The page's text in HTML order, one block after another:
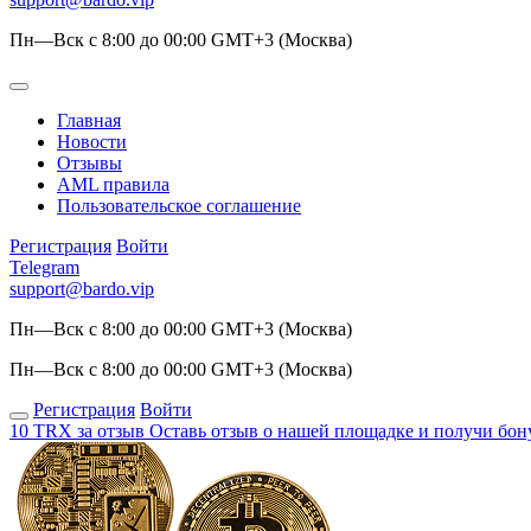
Пн—Вск с 8:00 до 00:00 GMT+3 (Москва)
Главная
Новости
Отзывы
AML правила
Пользовательское соглашение
Регистрация Войти
Telegram
support@bardo.vip
Пн—Вск с 8:00 до 00:00 GMT+3 (Москва)
Пн—Вск с 8:00 до 00:00 GMT+3 (Москва)
Регистрация Войти
10 TRX за отзыв Оставь отзыв о нашей площадке и получи